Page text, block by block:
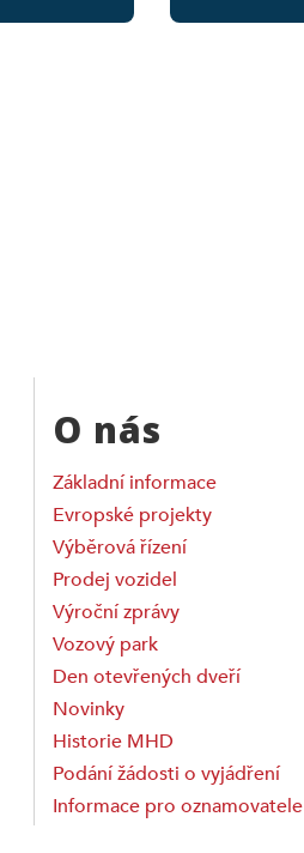
O nás
Základní informace
Evropské projekty
Výběrová řízení
Prodej vozidel
Výroční zprávy
Vozový park
Den otevřených dveří
Novinky
Historie MHD
Podání žádosti o vyjádření
Informace pro oznamovatele